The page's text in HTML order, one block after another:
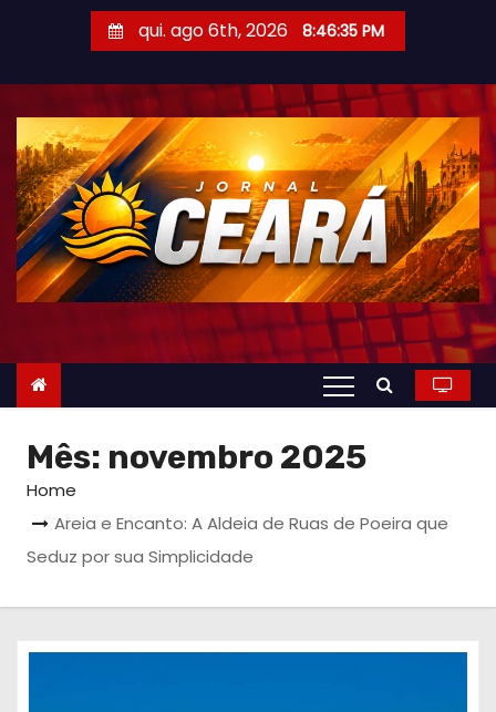
qui. ago 6th, 2026 8:46:36 PM
Mês: novembro 2025
Home
Areia e Encanto: A Aldeia de Ruas de Poeira que
Seduz por sua Simplicidade